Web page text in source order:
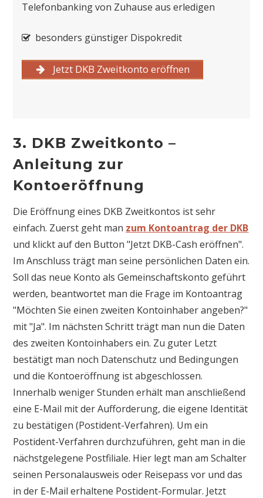
Telefonbanking von Zuhause aus erledigen
besonders günstiger Dispokredit
Jetzt DKB Zweitkonto eröffnen
3. DKB Zweitkonto –
Anleitung zur
Kontoeröffnung
Die Eröffnung eines DKB Zweitkontos ist sehr
einfach. Zuerst geht man zum Kontoantrag der DKB
und klickt auf den Button "Jetzt DKB-Cash eröffnen".
Im Anschluss trägt man seine persönlichen Daten ein.
Soll das neue Konto als Gemeinschaftskonto geführt
werden, beantwortet man die Frage im Kontoantrag
"Möchten Sie einen zweiten Kontoinhaber angeben?"
mit "Ja". Im nächsten Schritt trägt man nun die Daten
des zweiten Kontoinhabers ein. Zu guter Letzt
bestätigt man noch Datenschutz und Bedingungen
und die Kontoeröffnung ist abgeschlossen.
Innerhalb weniger Stunden erhält man anschließend
eine E-Mail mit der Aufforderung, die eigene Identität
zu bestätigen (Postident-Verfahren). Um ein
Postident-Verfahren durchzuführen, geht man in die
nächstgelegene Postfiliale. Hier legt man am Schalter
seinen Personalausweis oder Reisepass vor und das
in der E-Mail erhaltene Postident-Formular. Jetzt